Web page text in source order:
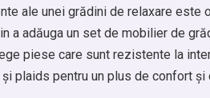
ale unei grădini de relaxare
a adăuga un set de mobilier de
piese care sunt rezistente la
plaids pentru un plus de confort